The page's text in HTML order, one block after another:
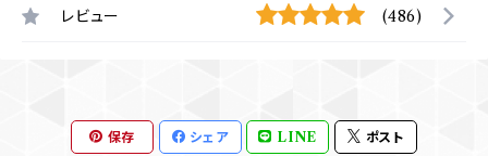
レビュー (486)
保存 シェア LINE ポスト